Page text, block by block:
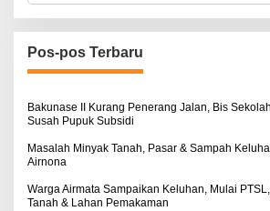
r
i
u
n
u
:
Pos-pos Terbaru
Bakunase II Kurang Penerang Jalan, Bis
Susah Pupuk Subsidi
Masalah Minyak Tanah, Pasar & Sampah
Airnona
Warga Airmata Sampaikan Keluhan, Mulai
Tanah & Lahan Pemakaman